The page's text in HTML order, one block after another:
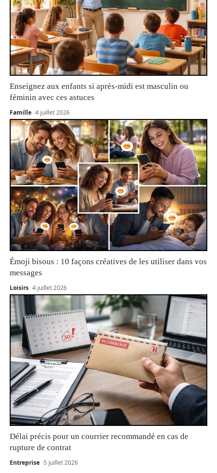
Enseignez aux enfants si après-midi est masculin ou
féminin avec ces astuces
Famille 4 juillet 2026
Émoji bisous : 10 façons créatives de les utiliser dans vos
messages
Loisirs 4 juillet 2026
Délai précis pour un courrier recommandé en cas de
rupture de contrat
Entreprise 5 juillet 2026